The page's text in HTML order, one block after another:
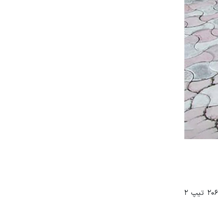
بررسی نوسانات قیمتی در بازار خودرو حاکی از جهش ۱۰ میلیونی قیمت خودروهای پژو است به طوری که در بین این خودروها ۲۰۶ تیپ ۲